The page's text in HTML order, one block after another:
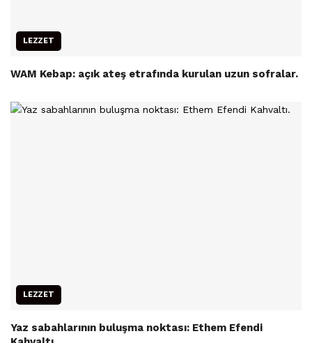
LEZZET
WAM Kebap: açık ateş etrafında kurulan uzun sofralar.
LEZZET
Yaz sabahlarının buluşma noktası: Ethem Efendi